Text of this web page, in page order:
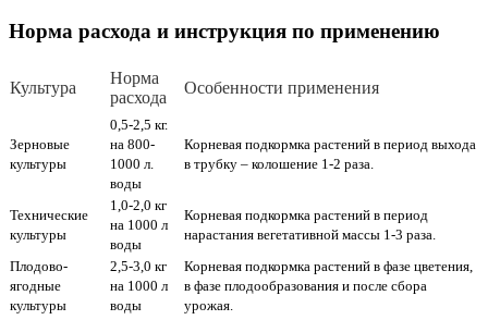
Норма расхода и инструкция по применению
Культура
Норма
расхода
Особенности применения
Зерновые
культуры
0,5-2,5 кг.
на 800-
1000 л.
воды
Корневая подкормка растений в период выхода
в трубку – колошение 1-2 раза.
Технические
культуры
1,0-2,0 кг
на 1000 л
воды
Корневая подкормка растений в период
нарастания вегетативной массы 1-3 раза.
Плодово-
ягодные
культуры
2,5-3,0 кг
на 1000 л
воды
Корневая подкормка растений в фазе цветения,
в фазе плодообразования и после сбора
урожая.